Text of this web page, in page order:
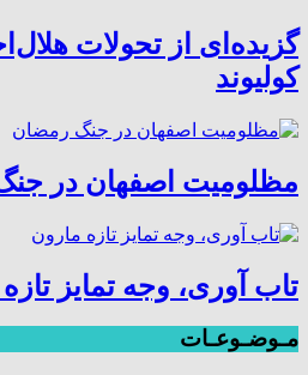
گزیده‌ای از تحولات
کولیوند
مظلومیت اصفهان در
تاب آوری، وجه تمایز
مـوضـوعـات